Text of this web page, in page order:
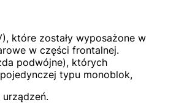
które zostały wyposażone w
w części frontalnej.
podwójne), których
typu monoblok,